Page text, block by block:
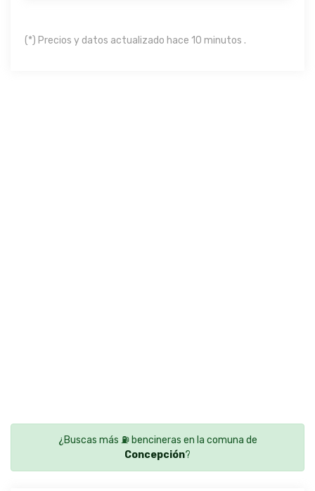
(*) Precios y datos actualizado hace 10 minutos .
¿Buscas más ⛽ bencineras en la comuna de
Concepción?